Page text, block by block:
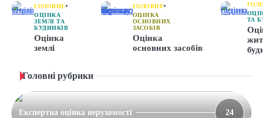
ГОЛОВНЕ
ОЦІНКА
ЗЕМЛІ ТА
БУДИНКІВ
Оцінка
землі
ГОЛОВНЕ
ОЦІНКА
ОСНОВНИХ
ЗАСОБІВ
Оцінка
основних засобів
ТА
Головні рубрики
Експертна оцінка нерухомості 24